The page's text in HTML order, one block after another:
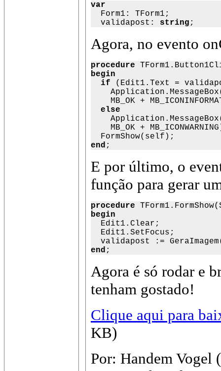
var
Form1: TForm1;
  validapost:
string ;
Agora, no evento
procedure
begin
  if
(Edit1.Text =
MB_OK +
else
MB_OK +
end ;
E por último, o
função para gerar
procedure
begin
Edit1.Clear;
  Edit1.SetFocus;
end ;
Agora é só rodar e
tenham gostado!
Clique aqui para
KB)
Por: Handem Vogel